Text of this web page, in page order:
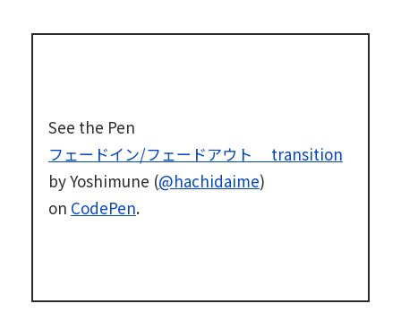
See the Pen
フェードイン/フェードアウト transition
by Yoshimune (@hachidaime)
on CodePen.